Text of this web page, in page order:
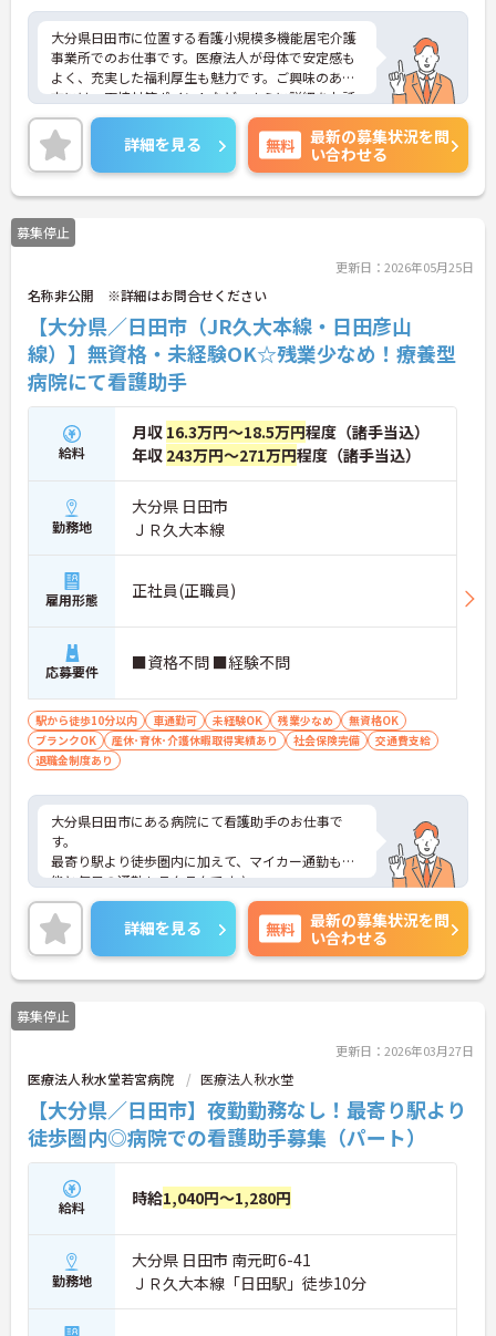
大分県日田市に位置する看護小規模多機能居宅介護
事業所でのお仕事です。医療法人が母体で安定感も
よく、充実した福利厚生も魅力です。ご興味のある
方には、面接対策ポイントなど、さらに詳細をお話
しいたしますのでお気軽にご相談ください！
詳細を見る 無料
最新の募集状況を問
い合わせる
募集停止
更新日：2026年05月25日
名称非公開 ※詳細はお問合せください
【大分県／日田市（JR久大本線・日田彦山
線）】無資格・未経験OK☆残業少なめ！療養型
病院にて看護助手
給料
月収 16.3万円～18.5万円程度（諸手当込）
年収 243万円～271万円程度（諸手当込）
勤務地
大分県 日田市
ＪＲ久大本線
雇用形態 正社員(正職員)
応募要件 ■資格不問 ■経験不問
駅から徒歩10分以内 車通勤可 未経験OK 残業少なめ
無資格OK
ブランクOK
産休･育休･介護休暇取得実績あり 社会保険完備
交通費支給
退職金制度あり
大分県日田市にある病院にて看護助手のお仕事で
す。
最寄り駅より徒歩圏内に加えて、マイカー通勤も可
能と毎日の通勤もラクラクです♪
育児休暇あり、社会保険完備、その他にも充実した
福利厚生で長く勤めていただくための環境が整って
います！
ご興味がある方は是非一度マイナビまでお問い合わ
せください。さらに詳細などお伝えします！
詳細を見る 無料
最新の募集状況を問
い合わせる
募集停止
更新日：2026年03月27日
医療法人秋水堂若宮病院 医療法人秋水堂
【大分県／日田市】夜勤勤務なし！最寄り駅より
徒歩圏内◎病院での看護助手募集（パート）
給料 時給1,040円～1,280円
勤務地
大分県 日田市 南元町6-41
ＪＲ久大本線「日田駅」徒歩10分